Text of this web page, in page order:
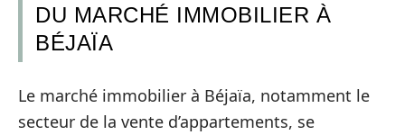
DU MARCHÉ IMMOBILIER À
BÉJAÏA
Le marché immobilier à Béjaïa, notamment le
secteur de la vente d’appartements, se